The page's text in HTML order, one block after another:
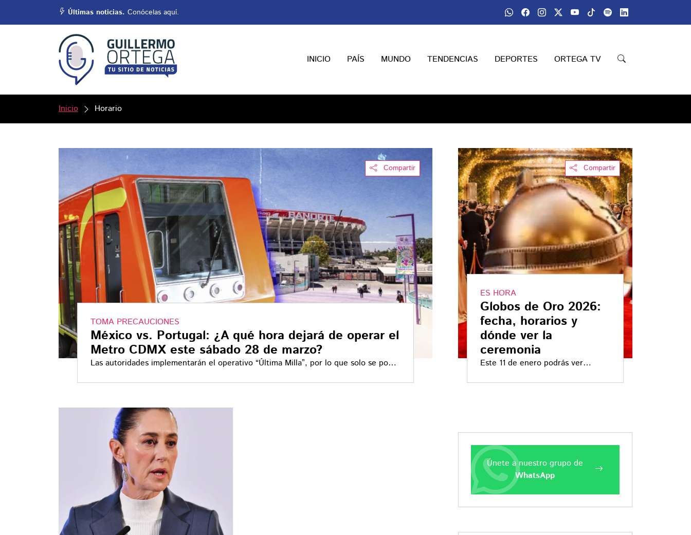
Últimas noticias. Conócelas aquí.
INICIO PAÍS MUNDO TENDENCIAS DEPORTES ORTEGA TV
Inicio Horario
Compartir
TOMA PRECAUCIONES
México vs. Portugal: ¿A qué hora dejará de operar el
Metro CDMX este sábado 28 de marzo?
Las autoridades implementarán el operativo “Última Milla”, por lo que solo se podrá
Compartir
ES HORA
Globos de Oro 2026:
fecha, horarios y
dónde ver la
ceremonia
Este 11 de enero podrás ver
Únete a nuestro grupo de
WhatsApp